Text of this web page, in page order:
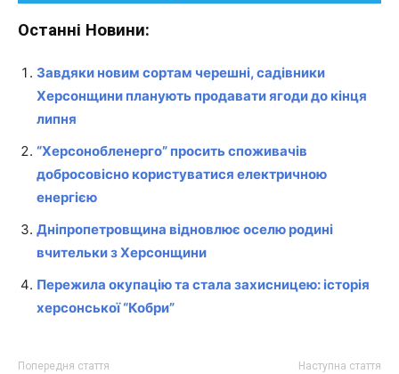
Останні Новини:
Завдяки новим сортам черешні, садівники
Херсонщини планують продавати ягоди до кінця
липня
“Херсонобленерго” просить споживачів
добросовісно користуватися електричною
енергією
Дніпропетровщина відновлює оселю родині
вчительки з Херсонщини
Пережила окупацію та стала захисницею: історія
херсонської “Кобри”
Попередня стаття Наступна стаття